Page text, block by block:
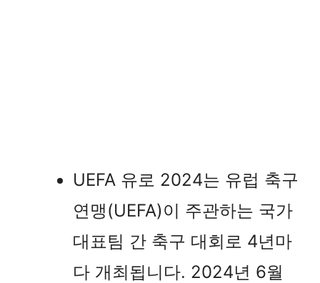
UEFA 유로 2024는 유럽 축구
연맹(UEFA)이 주관하는 국가
대표팀 간 축구 대회로 4년마
다 개최됩니다. 2024년 6월